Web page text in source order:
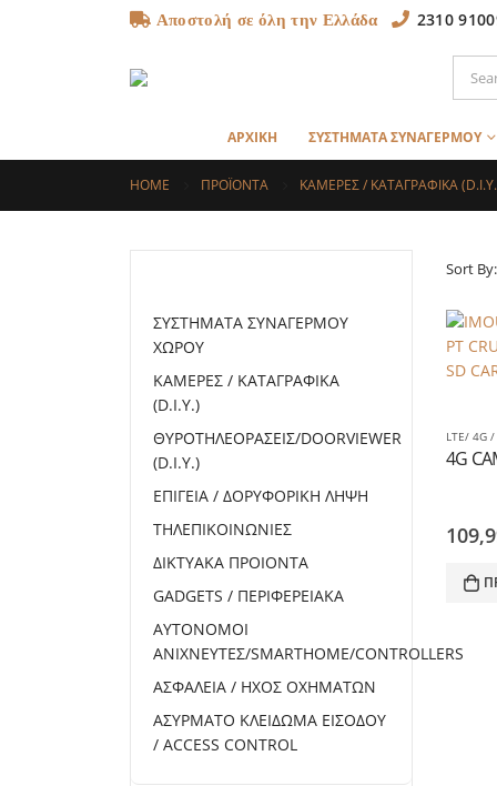
Αποστολή σε όλη την Ελλάδα 2310
ΑΡΧΙΚΗ ΣΥΣΤΗΜΑΤΑ ΣΥΝΑΓΕΡΜΟΥ
HOME ΠΡΟΪΌΝΤΑ ΚΑΜΕΡΕΣ / ΚΑΤΑΓΡΑΦΙΚΑ
Sort By:
LTE/ 4G /
ΣΥΣΤΗΜΑΤΑ ΣΥΝΑΓΕΡΜΟΥ
ΧΩΡΟΥ
ΚΑΜΕΡΕΣ / ΚΑΤΑΓΡΑΦΙΚΑ
(D.I.Y.)
ΘΥΡΟΤΗΛΕΟΡΑΣΕΙΣ/DOORVIEWER
(D.I.Y.)
ΕΠΙΓΕΙΑ / ΔΟΡΥΦΟΡΙΚΗ ΛΗΨΗ
ΤΗΛΕΠΙΚΟΙΝΩΝΙΕΣ
ΔΙΚΤΥΑΚΑ ΠΡΟΙΟΝΤΑ
GADGETS / ΠΕΡΙΦΕΡΕΙΑΚΑ
ΑΥΤΟΝΟΜΟΙ
ΑΝΙΧΝΕΥΤΕΣ/SMARTHOME/CONTROLLERS
ΑΣΦΑΛΕΙΑ / ΗΧΟΣ ΟΧΗΜΑΤΩΝ
ΑΣΥΡΜΑΤΟ ΚΛΕΙΔΩΜΑ ΕΙΣΟΔΟΥ
/ ACCESS CONTROL